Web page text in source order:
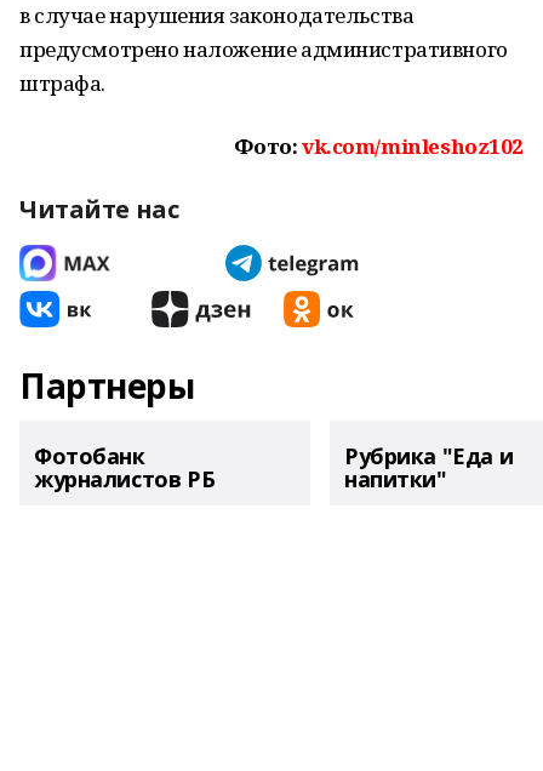
в случае нарушения законодательства
предусмотрено наложение административного
штрафа.
Фото:vk.com/minleshoz102
Читайте нас
Партнеры
Фотобанк
журналистов РБ
Рубрика "Еда и
напитки"